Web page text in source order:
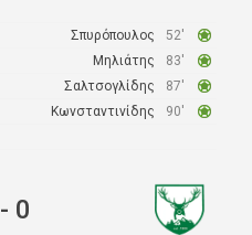
52'
Σπυρόπουλος
83'
Μηλιάτης
87'
Σαλτσογλίδης
90'
Κωνσταντινίδης
- 0